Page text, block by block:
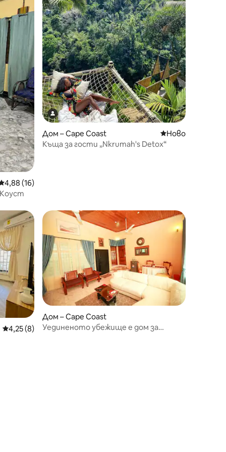
оценка: 4,88 от 5, 16 отзива
4,88 (16)
Дом – Cape Coast Ново място за
Ново
Къща за гости „Nkrumah's Detox“
Средна оценка: 4,25 от 5, 8 отзива
4,25 (8)
Дом – Cape Coast
Уединеното убежище е дом за